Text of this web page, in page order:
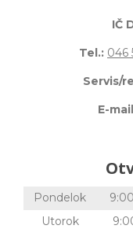
IČ
Tel.: 046
Servis/
E-
Pondelok
9:00
Utorok